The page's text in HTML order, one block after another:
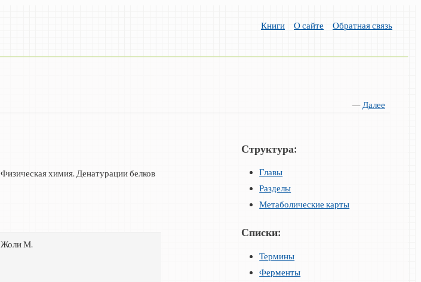
Книги О сайте Обратная связь
—Далее
Физическая химия. Денатурации белков
Жоли М.
Структура:
Главы
Разделы
Метаболические карты
Списки:
Термины
Ферменты